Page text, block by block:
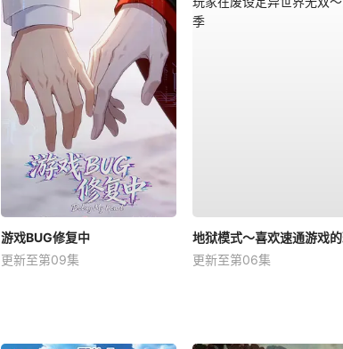
游戏BUG修复中
更新至第09集
更新至第06集